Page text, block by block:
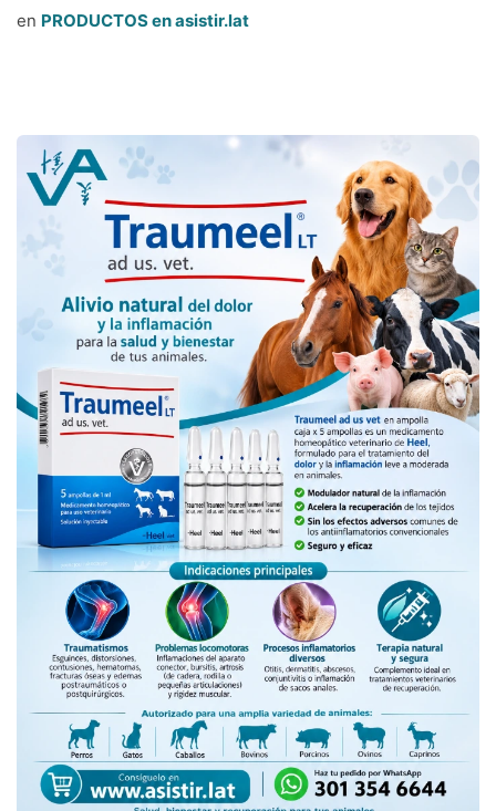
en PRODUCTOS en asistir.lat